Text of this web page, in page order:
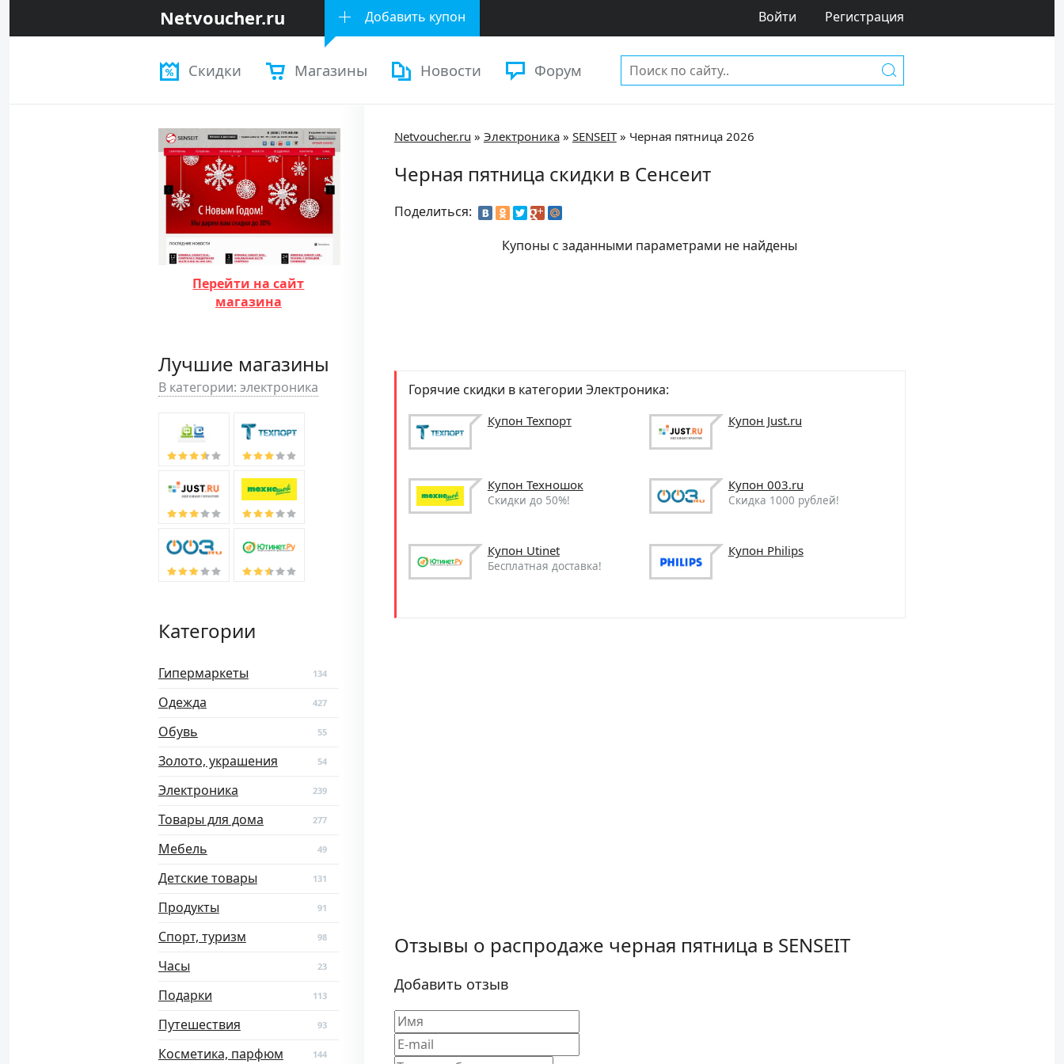
Netvoucher.ru Добавить купон Войти Регистрация
Скидки Магазины Новости Форум
Netvoucher.ru » Электроника» SENSEIT» Черная пятница 2026
Черная пятница скидки в Сенсеит
Поделиться:
Купоны с заданными параметрами не найдены
Горячие скидки в категории Электроника:
Купон Техпорт Купон Just.ru
Купон Техношок
Скидки до 50%!
Купон 003.ru
Скидка 1000 рублей!
Купон Utinet
Бесплатная доставка!
Купон Philips
Отзывы о распродаже черная пятница в SENSEIT
Добавить отзыв
Перейти на сайт
магазина
Лучшие магазины
В категории: электроника
Категории
Гипермаркеты 134
Одежда 427
Обувь 55
Золото, украшения 54
Электроника 239
Товары для дома 277
Мебель 49
Детские товары 131
Продукты 91
Спорт, туризм 98
Часы 23
Подарки 113
Путешествия 93
Косметика, парфюм 144